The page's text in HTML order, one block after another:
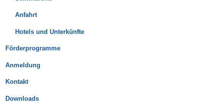
Anfahrt
Hotels und Unterkünfte
Förderprogramme
Anmeldung
Kontakt
Downloads